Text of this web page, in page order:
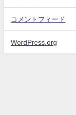
コメントフィード
WordPress.org